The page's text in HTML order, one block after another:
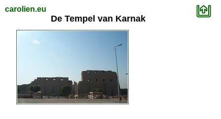
carolien.eu
De Tempel van Karnak